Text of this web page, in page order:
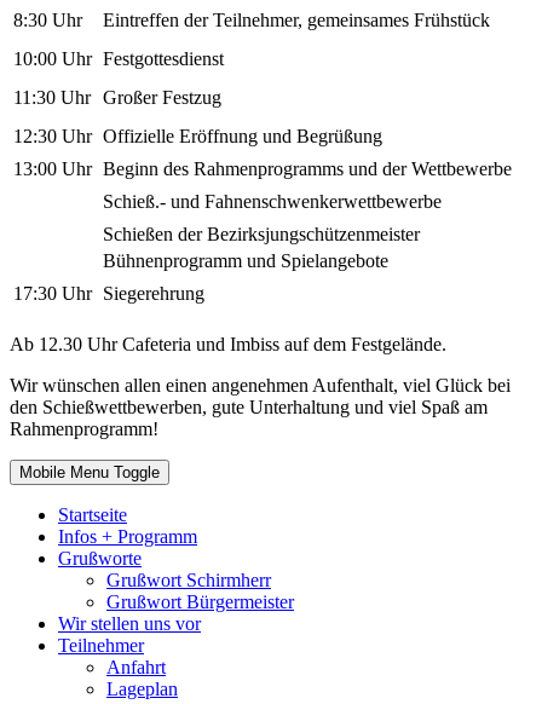
8:30 Uhr
Eintreffen der Teilnehmer, gemeinsames Frühstück
10:00 Uhr Festgottesdienst
11:30 Uhr Großer Festzug
12:30 Uhr Offizielle Eröffnung und Begrüßung
13:00 Uhr Beginn des Rahmenprogramms und der Wettbewerbe
Schieß.- und Fahnenschwenkerwettbewerbe
Schießen der Bezirksjungschützenmeister
Bühnenprogramm und Spielangebote
17:30 Uhr Siegerehrung
Ab 12.30 Uhr Cafeteria und Imbiss auf dem Festgelände.
Wir wünschen allen einen angenehmen Aufenthalt, viel Glück bei
den Schießwettbewerben, gute Unterhaltung und viel Spaß am
Rahmenprogramm!
Mobile Menu Toggle
Startseite
Infos + Programm
Grußworte
Grußwort Schirmherr
Grußwort Bürgermeister
Wir stellen uns vor
Teilnehmer
Anfahrt
Lageplan